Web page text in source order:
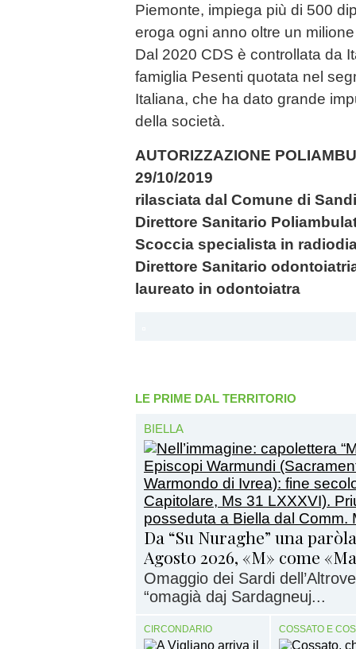
Piemonte, impiega più di 500
eroga ogni anno oltre un
Dal 2020 CDS è controllata da
famiglia Pesenti quotata nel
Italiana, che ha dato grande
della società.
AUTORIZZAZIONE
29/10/2019
rilasciata dal Comune di
Direttore Sanitario
Scoccia specialista in
Direttore Sanitario
laureato in odontoiatra
LE PRIME DAL TERRITORIO
BIELLA
Da “Su Nuraghe” una
Agosto 2026, «M» come
Omaggio dei Sardi
“omagià daj Sardagneuj...
CIRCONDARIO COSSATO E